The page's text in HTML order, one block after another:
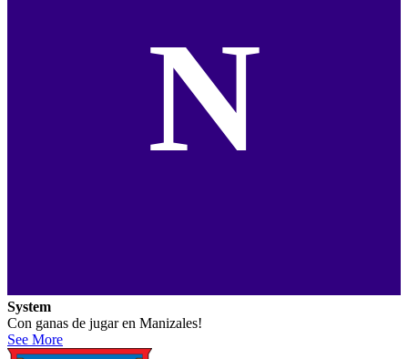
N
System
Con ganas de jugar en Manizales!
See More